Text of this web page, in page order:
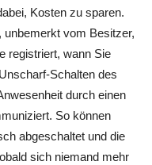
Kosten zu sparen.
unbemerkt vom Besitzer,
registriert, wann Sie
Schalten des
durch einen
So können
abgeschaltet und die
sich niemand mehr